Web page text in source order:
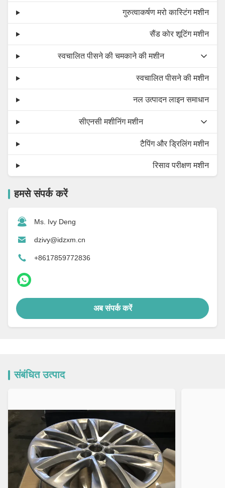
गुरुत्वाकर्षण मरो कास्टिंग मशीन
सैंड कोर शूटिंग मशीन
स्वचालित पीसने की चमकाने की मशीन
स्वचालित पीसने की मशीन
नल उत्पादन लाइन समाधान
सीएनसी मशीनिंग मशीन
टैपिंग और ड्रिलिंग मशीन
रिसाव परीक्षण मशीन
हमसे संपर्क करें
Ms. Ivy Deng
dzivy@idzxm.cn
+8617859772836
अब संपर्क करें
संबंधित उत्पाद